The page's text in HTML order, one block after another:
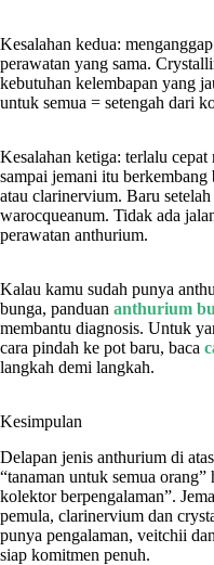
Kesalahan kedua:
perawatan yang sama.
kebutuhan kelembapan yang
untuk semua = setengah dari
Kesalahan ketiga: terlalu
sampai jemani itu
atau clarinervium. Baru
warocqueanum. Tidak ada
perawatan anthurium.
Kalau kamu sudah punya
bunga, panduan anthurium
membantu diagnosis. Untuk
cara pindah ke pot baru, baca
langkah demi langkah.
Kesimpulan
Delapan jenis anthurium di
“tanaman untuk semua
kolektor berpengalaman”.
pemula, clarinervium dan
punya pengalaman, veitchii
siap komitmen penuh.